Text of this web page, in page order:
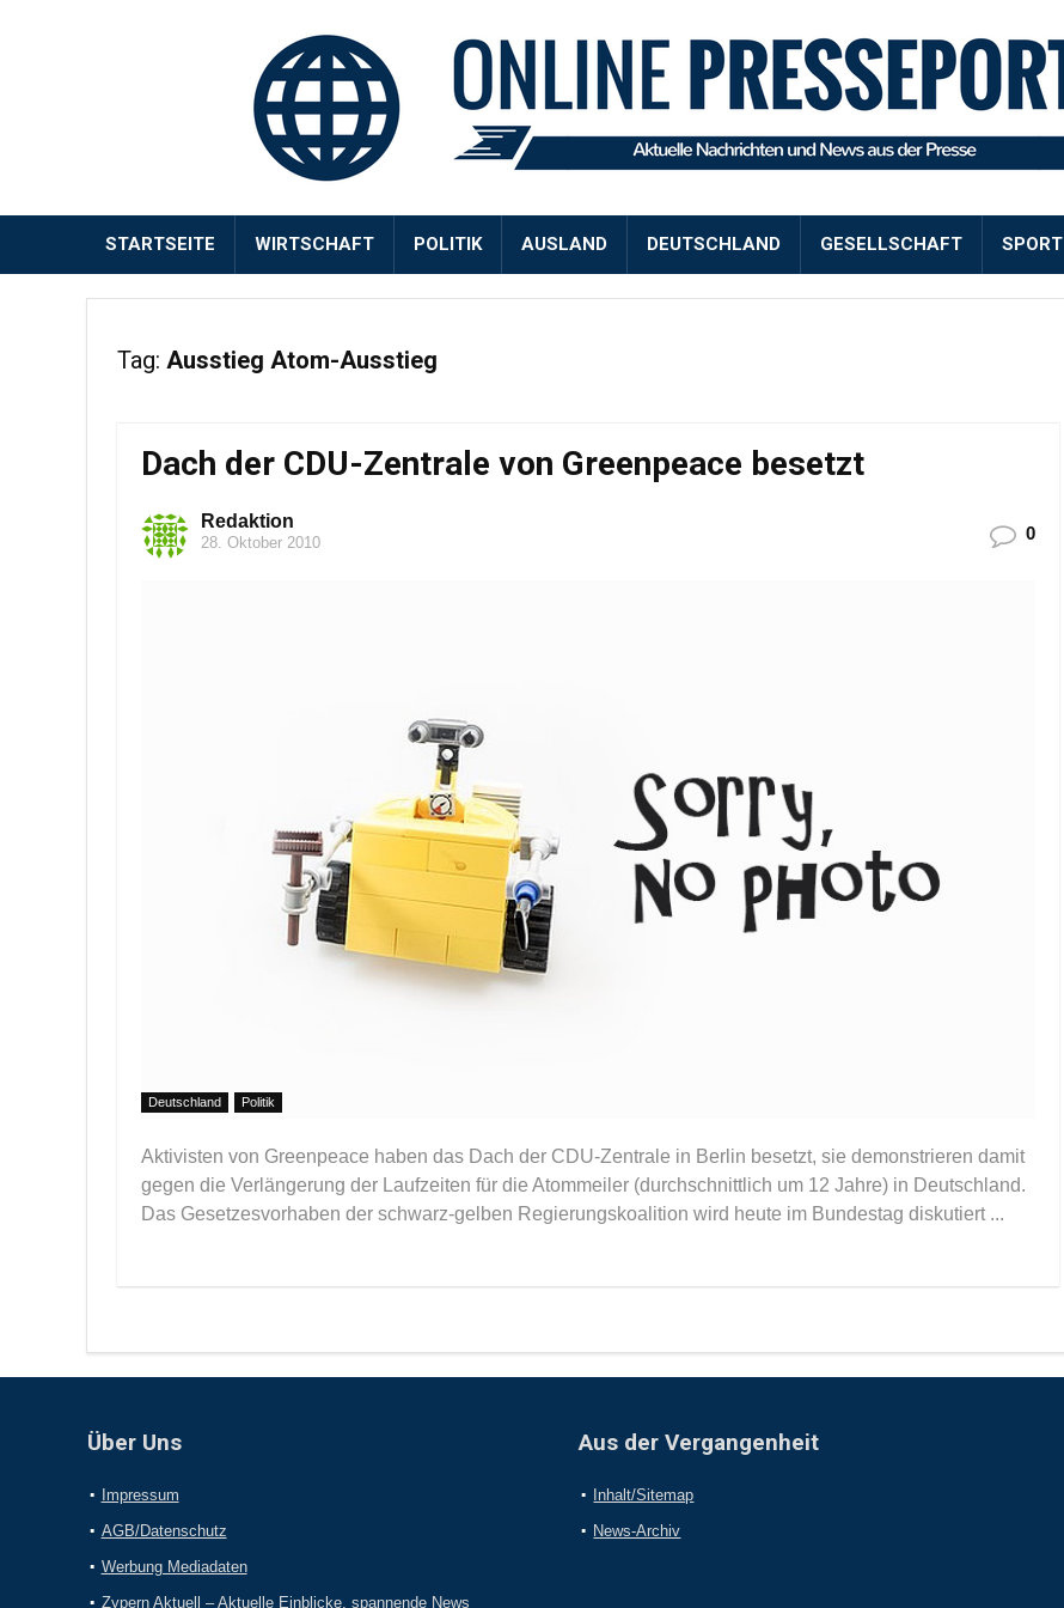
STARTSEITE WIRTSCHAFT POLITIK AUSLAND DEUTSCHLAND GESELLSCHAFT SPORT
Tag: Ausstieg Atom-Ausstieg
Dach der CDU-Zentrale von Greenpeace besetzt
Redaktion
28. Oktober 2010 0
Deutschland Politik
Aktivisten von Greenpeace haben das Dach der CDU-Zentrale in Berlin besetzt, sie demonstrieren damit
gegen die Verlängerung der Laufzeiten für die Atommeiler (durchschnittlich um 12 Jahre) in Deutschland.
Das Gesetzesvorhaben der schwarz-gelben Regierungskoalition wird heute im Bundestag diskutiert ...
Über Uns
Impressum
AGB/Datenschutz
Werbung Mediadaten
Zypern Aktuell – Aktuelle Einblicke, spannende News
Aus der Vergangenheit
Inhalt/Sitemap
News-Archiv